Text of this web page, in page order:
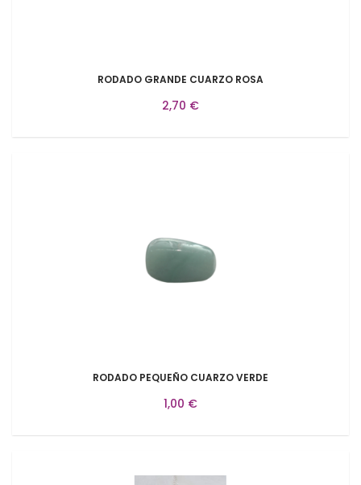
RODADO GRANDE CUARZO ROSA
2,70 €
RODADO PEQUEÑO CUARZO VERDE
1,00 €